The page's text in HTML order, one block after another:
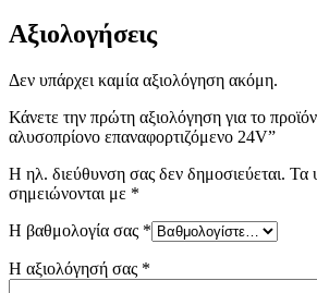
Αξιολογήσεις
Δεν υπάρχει καμία αξιολόγηση ακόμη.
Κάνετε την πρώτη αξιολόγηση για το
αλυσοπρίονο επαναφορτιζόμενο 24V”
Η ηλ. διεύθυνση σας δεν δημοσιεύεται. Τα
σημειώνονται με *
Η βαθμολογία σας *
Η αξιολόγησή σας *